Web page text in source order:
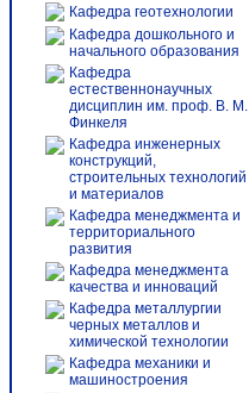
Кафедра геотехнологии
Кафедра дошкольного и
начального образования
Кафедра
естественнонаучных
дисциплин им. проф. В. М.
Финкеля
Кафедра инженерных
конструкций,
строительных технологий
и материалов
Кафедра менеджмента и
территориального
развития
Кафедра менеджмента
качества и инноваций
Кафедра металлургии
черных металлов и
химической технологии
Кафедра механики и
машиностроения